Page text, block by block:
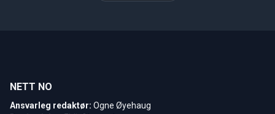
NETT NO
Ansvarleg redaktør: Ogne Øyehaug